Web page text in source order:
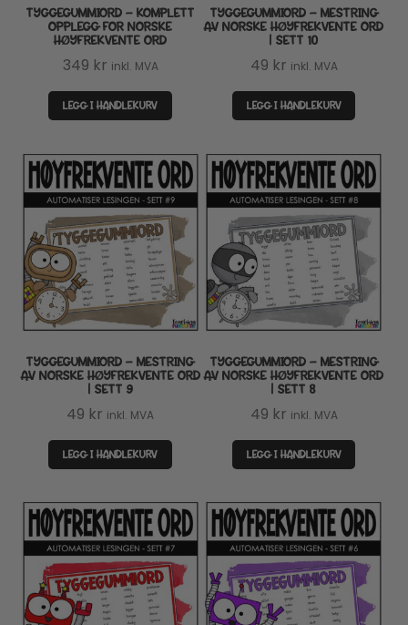
TIPSHJØRNET
TYGGEGUMMIORD – KOMPLETT
OPPLEGG FOR NORSKE
HØYFREKVENTE ORD
349 kr inkl. MVA
LEGG I HANDLEKURV
TYGGEGUMMIORD – MESTRING
AV NORSKE HØYFREKVENTE ORD
| SETT 10
49 kr inkl. MVA
LEGG I HANDLEKURV
TYGGEGUMMIORD – MESTRING
AV NORSKE HØYFREKVENTE ORD
| SETT 9
49 kr inkl. MVA
LEGG I HANDLEKURV
TYGGEGUMMIORD – MESTRING
AV NORSKE HØYFREKVENTE ORD
| SETT 8
49 kr inkl. MVA
LEGG I HANDLEKURV